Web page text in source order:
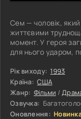
Сем — чоловік,
життєвими
момент. У героя
для нього ударом,
місце проживання.
Чикаго, щоб
по радіо чоловік
телефонувати в
напередодні
Рік виходу: 1993
Країна: США
Жанр: Фільми /
Озвучка:
Оновлення: